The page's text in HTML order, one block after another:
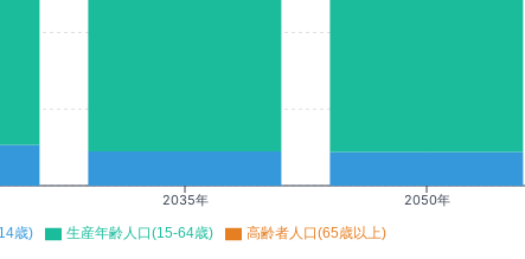
2035年 2050年
歳) 生産年齢人口(15-64歳) 高齢者人口(65歳以上)